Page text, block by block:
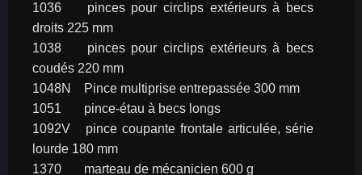
1036	pinces pour circlips extérieurs à becs
droits 225 mm
1038	pinces pour circlips extérieurs à becs
coudés 220 mm
1048N	Pince multiprise entrepassée 300 mm
1051	pince-étau à becs longs
1092V	pince coupante frontale articulée, série
lourde 180 mm
1370	marteau de mécanicien 600 g